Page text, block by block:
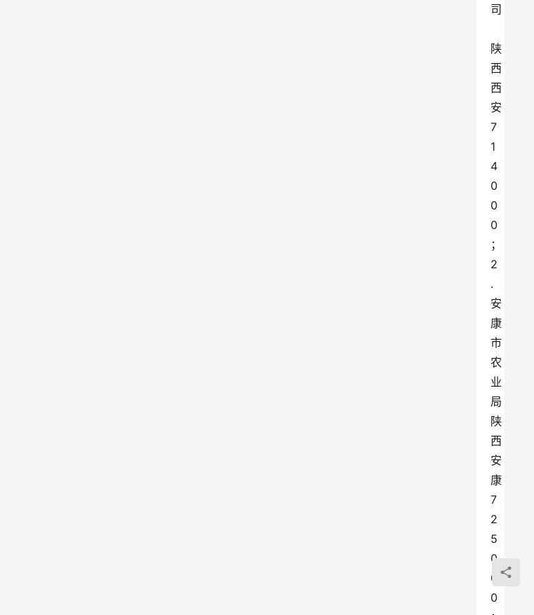
司
陕
西
西
安
7
1
4
0
0
0
；
2
.
安
康
市
农
业
局
陕
西
安
康
7
2
5
0
0
0